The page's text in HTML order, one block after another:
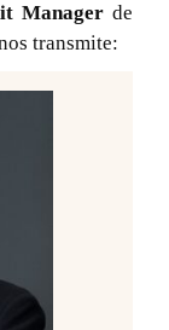
Manager de
transmite: